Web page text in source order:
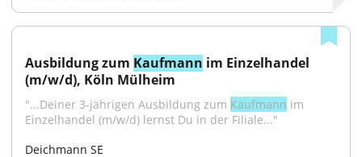
Ausbildung zum Kaufmann im Einzelhandel
(m/w/d), Köln Mülheim
"...Deiner 3-jährigen Ausbildung zum Kaufmann im
Einzelhandel (m/w/d) lernst Du in der Filiale..."
Deichmann SE